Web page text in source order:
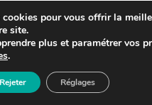
–
Confidentialité
pour vous offrir la
site.
plus et paramétrer vos
.
Rejeter Réglages